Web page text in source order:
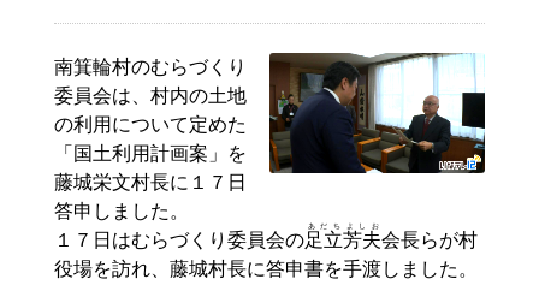
南箕輪村のむらづくり
委員会は、村内の土地
の利用について定めた
「国土利用計画案」を
藤城栄文村長に１７日
答申しました。
１７日はむらづくり委員会の足立
あだち
芳夫
よしお
会長らが村
役場を訪れ、藤城村長に答申書を手渡しました。